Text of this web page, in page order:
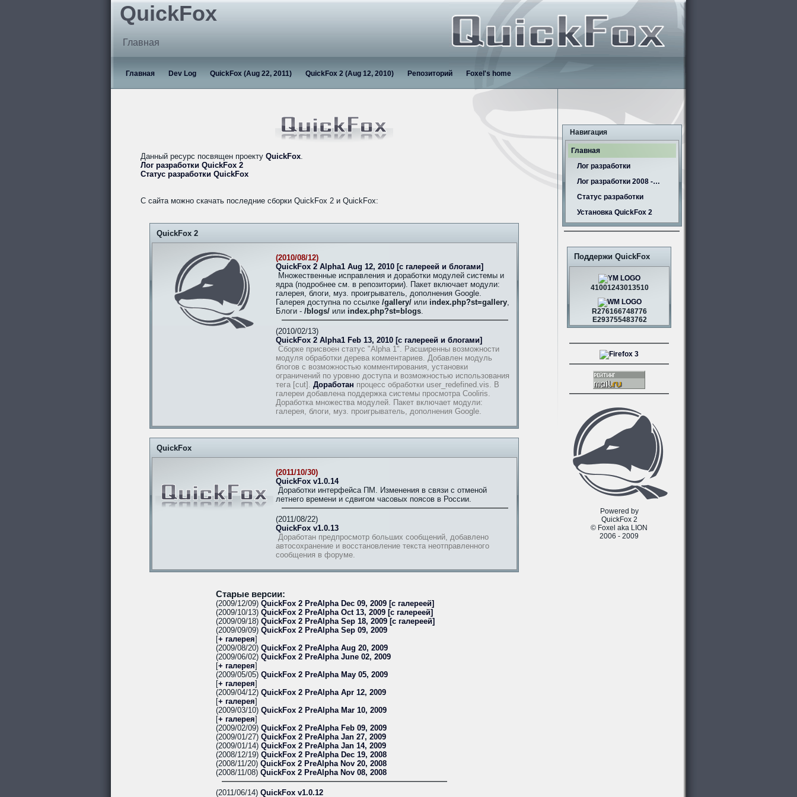
QuickFox
Главная
Главная Dev Log QuickFox (Aug 22, 2011) QuickFox 2 (Aug 12, 2010) Репозиторий Foxel's home
Данный ресурс посвящен проекту QuickFox.
Лог разработки QuickFox 2
Статус разработки QuickFox
С сайта можно скачать последние сборки QuickFox 2 и QuickFox:
QuickFox 2
(2010/08/12)
QuickFox 2 Alpha1 Aug 12, 2010 [с галереей и блогами]
Множественные исправления и доработки модулей системы и
ядра (подробнее см. в репозитории). Пакет включает модули:
галерея, блоги, муз. проигрыватель, дополнения Google.
Галерея доступна по ссылке /gallery/ или index.php?st=gallery,
Блоги - /blogs/ или index.php?st=blogs.
(2010/02/13)
QuickFox 2 Alpha1 Feb 13, 2010 [с галереей и блогами]
Сборке присвоен статус "Alpha 1". Расширенны возможности
модуля обработки дерева комментариев. Добавлен модуль
блогов с возможностью комментирования, установки
ограничений по уровню доступа и возможностью использования
тега [cut]. Доработан процесс обработки user_redefined.vis. В
галереи добавлена поддержка системы просмотра Cooliris.
Доработка множества модулей. Пакет включает модули:
галерея, блоги, муз. проигрыватель, дополнения Google.
QuickFox
(2011/10/30)
QuickFox v1.0.14
Доработки интерфейса ПМ. Изменения в связи с отменой
летнего времени и сдвигом часовых поясов в России.
(2011/08/22)
QuickFox v1.0.13
Доработан предпросмотр больших сообщений, добавлено
автосохранение и восстановление текста неотправленного
сообщения в форуме.
Старые версии:
(2009/12/09) QuickFox 2 PreAlpha Dec 09, 2009 [с галереей]
(2009/10/13) QuickFox 2 PreAlpha Oct 13, 2009 [с галереей]
(2009/09/18) QuickFox 2 PreAlpha Sep 18, 2009 [с галереей]
(2009/09/09) QuickFox 2 PreAlpha Sep 09, 2009
[+ галерея]
(2009/08/20) QuickFox 2 PreAlpha Aug 20, 2009
(2009/06/02) QuickFox 2 PreAlpha June 02, 2009
[+ галерея]
(2009/05/05) QuickFox 2 PreAlpha May 05, 2009
[+ галерея]
(2009/04/12) QuickFox 2 PreAlpha Apr 12, 2009
[+ галерея]
(2009/03/10) QuickFox 2 PreAlpha Mar 10, 2009
[+ галерея]
(2009/02/09) QuickFox 2 PreAlpha Feb 09, 2009
(2009/01/27) QuickFox 2 PreAlpha Jan 27, 2009
(2009/01/14) QuickFox 2 PreAlpha Jan 14, 2009
(2008/12/19) QuickFox 2 PreAlpha Dec 19, 2008
(2008/11/20) QuickFox 2 PreAlpha Nov 20, 2008
(2008/11/08) QuickFox 2 PreAlpha Nov 08, 2008
(2011/06/14) QuickFox v1.0.12
Навигация
Главная
Лог разработки
Лог разработки 2008 -…
Статус разработки
Установка QuickFox 2
Поддержи QuickFox
41001243013510
R276166748776
E293755483762
Powered by
QuickFox 2
© Foxel aka LION
2006 - 2009